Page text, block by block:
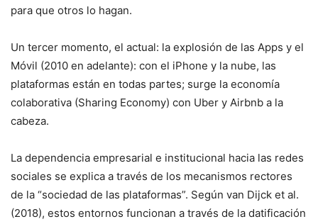
para que otros lo hagan.
Un tercer momento, el actual: la explosión de las Apps y el
Móvil (2010 en adelante): con el iPhone y la nube, las
plataformas están en todas partes; surge la economía
colaborativa (Sharing Economy) con Uber y Airbnb a la
cabeza.
La dependencia empresarial e institucional hacia las redes
sociales se explica a través de los mecanismos rectores
de la “sociedad de las plataformas”. Según van Dijck et al.
(2018), estos entornos funcionan a través de la datificación